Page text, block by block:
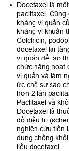
Docetaxel là
paclitaxel.
kháng vi quản
kháng vi khuẩn
Colchicin,
docetaxel lại
vi quản để tạo
chức năng hoạt
vi quản và làm
ức chế sự sao
hơn 2 lần
Paclitaxel và
Docetaxel là
đồ điều trị
nghiên cứu tiền
dụng chống
liều docetaxel.